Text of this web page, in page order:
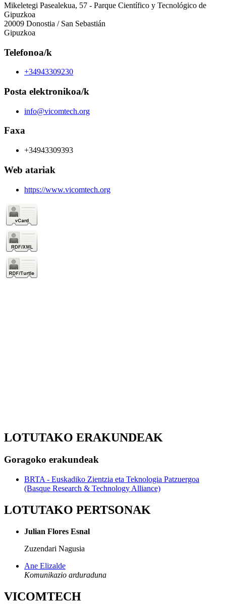
Mikeletegi Pasealekua, 57 - Parque Científico y Tecnológico de
Gipuzkoa
20009 Donostia / San Sebastián
Gipuzkoa
Telefonoa/k
+34943309230
Posta elektronikoa/k
info@vicomtech.org
Faxa
+34943309393
Web atariak
https://www.vicomtech.org
LOTUTAKO ERAKUNDEAK
Goragoko erakundeak
BRTA - Euskadiko Zientzia eta Teknologia Patzuergoa
(Basque Research & Technology Alliance)
LOTUTAKO PERTSONAK
Julian Flores Esnal
Zuzendari Nagusia
Ane Elizalde
Komunikazio arduraduna
VICOMTECH